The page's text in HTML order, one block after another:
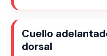
Cuello
dorsal